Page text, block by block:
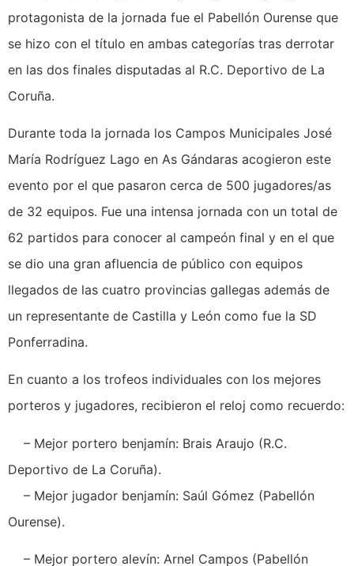
protagonista de la jornada fue el Pabellón Ourense que
se hizo con el título en ambas categorías tras derrotar
en las dos finales disputadas al R.C. Deportivo de La
Coruña.
Durante toda la jornada los Campos Municipales José
María Rodríguez Lago en As Gándaras acogieron este
evento por el que pasaron cerca de 500 jugadores/as
de 32 equipos. Fue una intensa jornada con un total de
62 partidos para conocer al campeón final y en el que
se dio una gran afluencia de público con equipos
llegados de las cuatro provincias gallegas además de
un representante de Castilla y León como fue la SD
Ponferradina.
En cuanto a los trofeos individuales con los mejores
porteros y jugadores, recibieron el reloj como recuerdo:
– Mejor portero benjamín: Brais Araujo (R.C.
Deportivo de La Coruña).
– Mejor jugador benjamín: Saúl Gómez (Pabellón
Ourense).
– Mejor portero alevín: Arnel Campos (Pabellón